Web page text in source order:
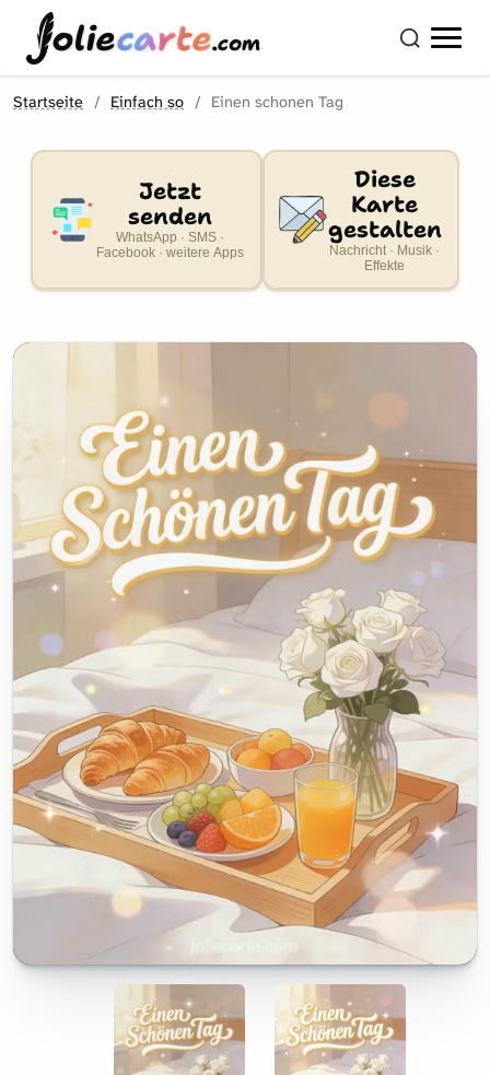
oliecarte.com
Startseite Einfach so Einen schonen Tag
Jetzt
senden
WhatsApp · SMS ·
Facebook · weitere Apps
Diese
Karte
gestalten
Nachricht · Musik ·
Effekte